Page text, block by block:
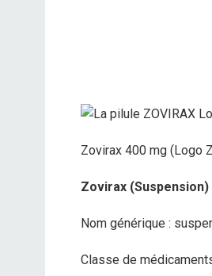
Zovirax 400 mg (Logo
Zovirax (Suspension)
Nom générique :
Classe de